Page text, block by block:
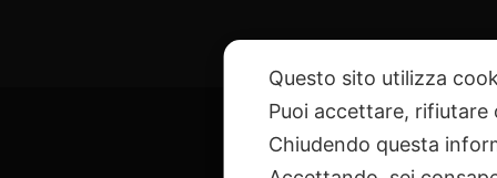
Questo sito utilizza
Puoi accettare, rifiutare
Chiudendo questa